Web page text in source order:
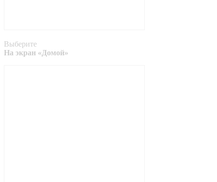
Выберите
На экран «Домой»